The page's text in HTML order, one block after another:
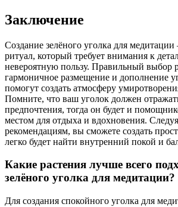
Заключение
Создание зелёного уголка для медитации
ритуал, который требует внимания к
невероятную пользу. Правильный выбор
гармоничное размещение и дополнение
помогут создать атмосферу
Помните, что ваш уголок должен
предпочтения, тогда он будет и
местом для отдыха и вдохновения.
рекомендациям, вы сможете создать
легко будет найти внутренний покой и
Какие растения лучше всего
зелёного уголка для медитации?
Для создания спокойного уголка для